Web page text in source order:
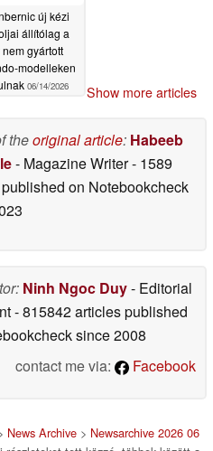
új kézi
állítólag a
nem gyártott
modelleken
06/14/2026 Show more articles
theoriginal article: Habeeb
- Magazine Writer- 1589
on Notebookcheck
Ninh Ngoc Duy- Editorial
- 815842 articles published
since 2008
contact me via:
Facebook
News Archive > Newsarchive 2026 06